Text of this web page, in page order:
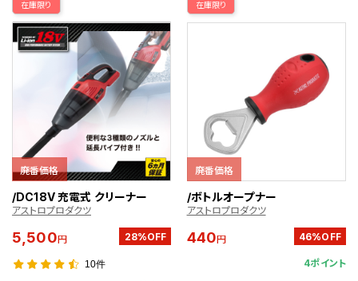
在庫限り
廃番価格
/DC18V 充電式 クリーナー
アストロプロダクツ
5,500円 28%OFF
10件
在庫限り
廃番価格
/ボトルオープナー
アストロプロダクツ
440円 46%OFF
4ポイント